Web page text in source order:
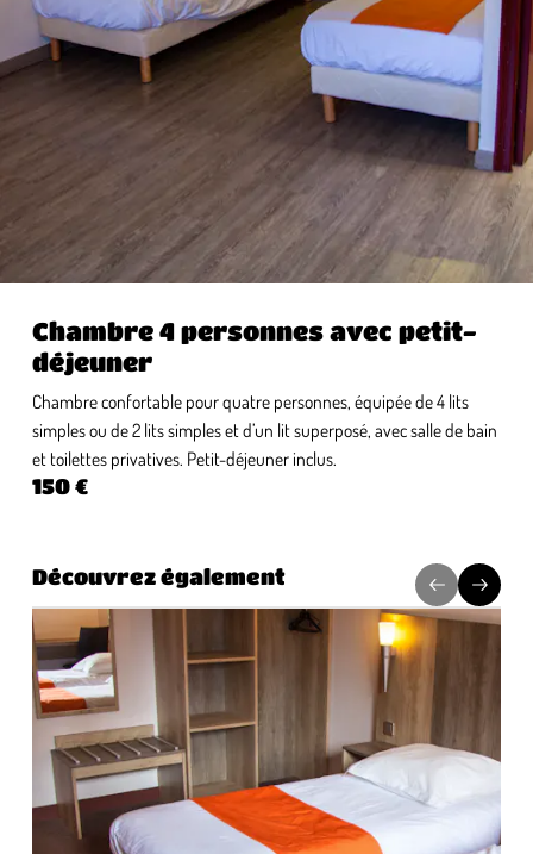
Chambre 4 personnes avec petit-
déjeuner
Chambre confortable pour quatre personnes, équipée de 4 lits
simples ou de 2 lits simples et d’un lit superposé, avec salle de bain
et toilettes privatives. Petit-déjeuner inclus.
150 €
Découvrez également